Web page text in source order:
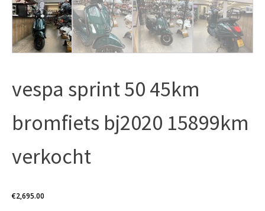
vespa sprint 50 45km
bromfiets bj2020 15899km
verkocht
€2,695.00